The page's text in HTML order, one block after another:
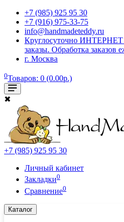
+7 (985) 925 95 30
+7 (916) 975-33-75
info@handmadeteddy.ru
Круглосуточно
заказы. Обработка заказов
г. Москва
0Товаров: 0 (0.00р.)
✖
+7 (985) 925 95 30
Личный кабинет
Закладки0
Сравнение0
Каталог